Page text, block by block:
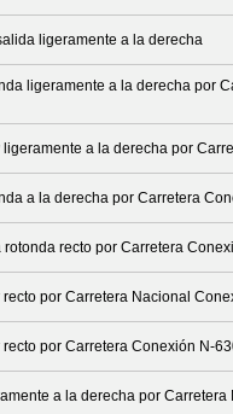
ligeramente a la derecha
ligeramente a la derecha por
ligeramente a la derecha por
a la derecha por Carretera
rotonda recto por Carretera
por Carretera Nacional
por Carretera Conexión N-
a la derecha por